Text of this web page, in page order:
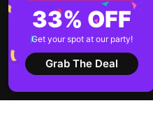
ォームを埋め込む方法
WordPressサイトにLinkedInフ
ィードを埋め込む方法は？
全ての投稿を見る
33% OFF
Get your spot at our party!
Grab The Deal